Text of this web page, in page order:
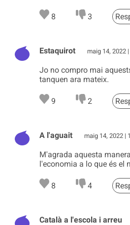
8 3
Estaquirot maig 14, 2022 |
Jo no compro mai
tanquen ara mateix.
9 2
A l'aguait maig 14, 2022 |
M'agrada aquesta
l'economia a lo que és el
8 4
Català a l'escola i arreu